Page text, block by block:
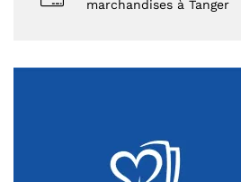
marchandises à Tanger